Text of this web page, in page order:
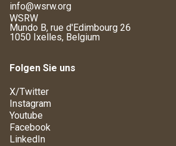
info@wsrw.org
WSRW
Mundo B, rue d'Edimbourg 26
1050 Ixelles, Belgium
Folgen Sie uns
X/Twitter
Instagram
Youtube
Facebook
LinkedIn